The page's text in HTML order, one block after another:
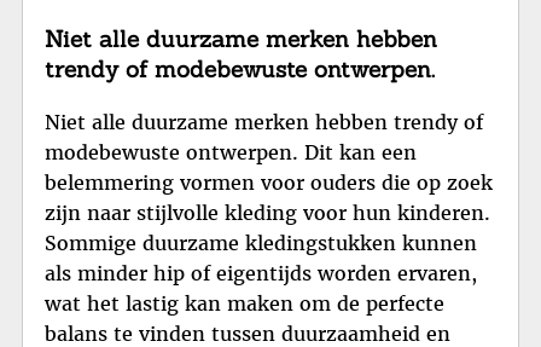
Niet alle duurzame merken hebben
trendy of modebewuste ontwerpen.
Niet alle duurzame merken hebben trendy of
modebewuste ontwerpen. Dit kan een
belemmering vormen voor ouders die op zoek
zijn naar stijlvolle kleding voor hun kinderen.
Sommige duurzame kledingstukken kunnen
als minder hip of eigentijds worden ervaren,
wat het lastig kan maken om de perfecte
balans te vinden tussen duurzaamheid en